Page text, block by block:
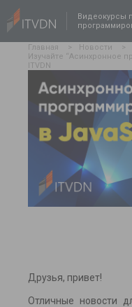
Видеокурсы
Главная > Новости
>
Изучайте “Асинхронное
ITVDN
Друзья, привет!
Отличные новости